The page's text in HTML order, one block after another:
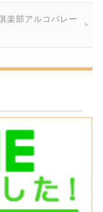
楽部アルコバレー